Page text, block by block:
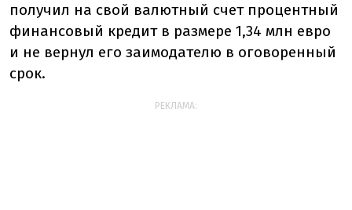
получил на свой валютный счет процентный
финансовый кредит в размере 1,34 млн евро
и не вернул его заимодателю в оговоренный
срок.
РЕКЛАМА: